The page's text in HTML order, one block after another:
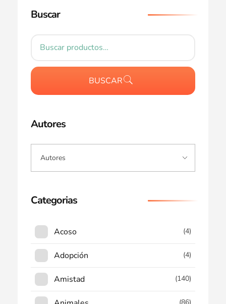
Buscar
BUSCAR
Autores
Categorias
Acoso (4)
Adopción (4)
Amistad (140)
(86)